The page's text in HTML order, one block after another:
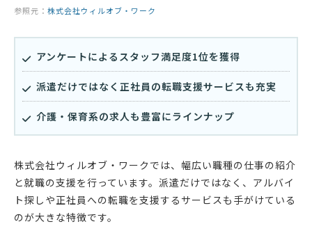
参照元： 株式会社ウィルオブ・ワーク
アンケートによるスタッフ満足度1位を獲得
派遣だけではなく正社員の転職支援サービスも充実
介護・保育系の求人も豊富にラインナップ
株式会社ウィルオブ・ワークでは、幅広い職種の仕事の紹介
と就職の支援を行っています。派遣だけではなく、アルバイ
ト探しや正社員への転職を支援するサービスも手がけている
のが大きな特徴です。